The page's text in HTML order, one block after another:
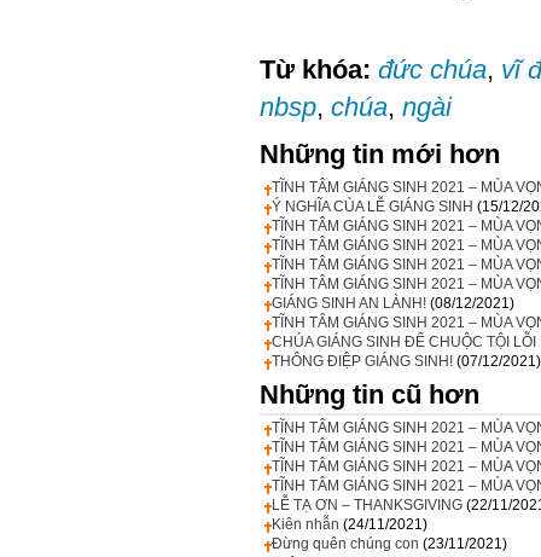
Từ khóa: đức chúa, vĩ
nbsp, chúa, ngài
Những tin mới hơn
TĨNH TÂM GIÁNG SINH 2021 – MÙA
Ý NGHĨA CỦA LỄ GIÁNG SINH (15/12/
TĨNH TÂM GIÁNG SINH 2021 – MÙA
TĨNH TÂM GIÁNG SINH 2021 – MÙA
TĨNH TÂM GIÁNG SINH 2021 – MÙA
TĨNH TÂM GIÁNG SINH 2021 – MÙA
GIÁNG SINH AN LÀNH! (08/12/2021)
TĨNH TÂM GIÁNG SINH 2021 – MÙA
CHÚA GIÁNG SINH ĐỂ CHUỘC TỘI
THÔNG ĐIỆP GIÁNG SINH! (07/12/2021)
Những tin cũ hơn
TĨNH TÂM GIÁNG SINH 2021 – MÙA
TĨNH TÂM GIÁNG SINH 2021 – MÙA
TĨNH TÂM GIÁNG SINH 2021 – MÙA
TĨNH TÂM GIÁNG SINH 2021 – MÙA
LỄ TẠ ƠN – THANKSGIVING (22/11/
Kiên nhẫn (24/11/2021)
Đừng quên chúng con (23/11/2021)